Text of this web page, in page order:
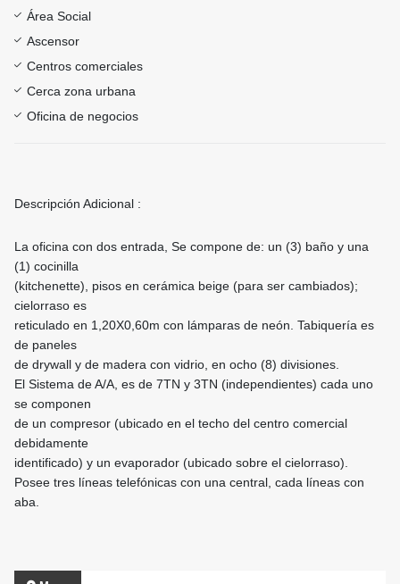
Área Social
Ascensor
Centros comerciales
Cerca zona urbana
Oficina de negocios
Descripción Adicional :
La oficina con dos entrada, Se compone de: un (3) baño y una
(1) cocinilla
(kitchenette), pisos en cerámica beige (para ser cambiados);
cielorraso es
reticulado en 1,20X0,60m con lámparas de neón. Tabiquería es
de paneles
de drywall y de madera con vidrio, en ocho (8) divisiones.
El Sistema de A/A, es de 7TN y 3TN (independientes) cada uno
se componen
de un compresor (ubicado en el techo del centro comercial
debidamente
identificado) y un evaporador (ubicado sobre el cielorraso).
Posee tres líneas telefónicas con una central, cada líneas con
aba.